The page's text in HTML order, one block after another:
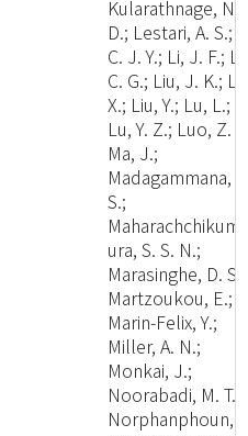
Kularathnage, N.
D.; Lestari, A. S.;
C. J. Y.; Li, J. F.;
C. G.; Liu, J. K.;
X.; Liu, Y.; Lu, L.;
Lu, Y. Z.; Luo, Z.
Ma, J.;
Madagammana,
S.;
ura, S. S. N.;
Marasinghe, D. S.;
Martzoukou, E.;
Marin-Felix, Y.;
Miller, A. N.;
Monkai, J.;
Noorabadi, M. T.;
Norphanphoun,